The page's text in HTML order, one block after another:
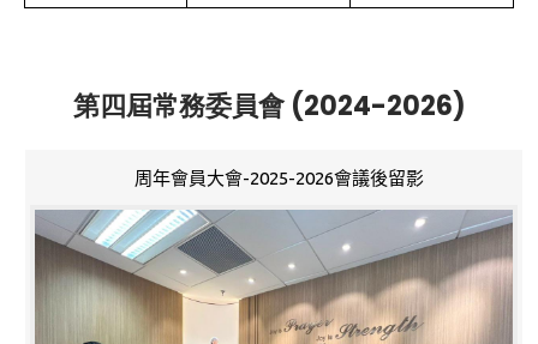
第四屆常務委員會 (2024-2026)
周年會員大會-2025-2026會議後留影